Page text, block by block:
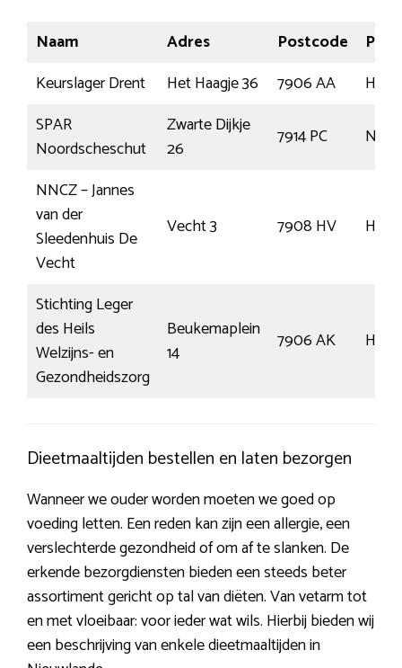
Naam Adres Postcode
Keurslager Drent
Het Haagje 36 7906 AA
SPAR
Noordscheschut
Zwarte Dijkje
26
7914 PC
NNCZ – Jannes
van der
Sleedenhuis De
Vecht
Vecht 3 7908 HV
Stichting Leger
des Heils
Welzijns- en
Gezondheidszorg
Beukemaplein
14
7906 AK
Dieetmaaltijden bestellen en laten bezorgen
Wanneer we ouder worden moeten we goed op
voeding letten. Een reden kan zijn een allergie, een
verslechterde gezondheid of om af te slanken. De
erkende bezorgdiensten bieden een steeds beter
assortiment gericht op tal van diëten. Van vetarm tot
en met vloeibaar: voor ieder wat wils. Hierbij bieden wij
een beschrijving van enkele dieetmaaltijden in